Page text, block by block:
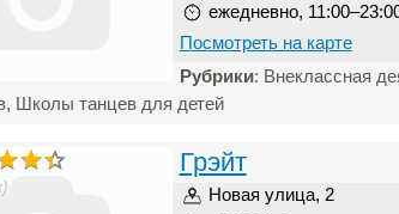
ежедневно,
Посмотреть на карте
Рубрики: Внеклассная
Школы танцев для детей
Грэйт
Новая улица, 2